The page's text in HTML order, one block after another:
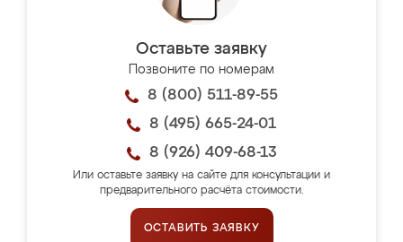
Оставьте заявку
Позвоните по номерам
8 (800) 511-89-55
8 (495) 665-24-01
8 (926) 409-68-13
Или оставьте заявку на сайте для консультации и
предварительного расчёта стоимости.
ОСТАВИТЬ ЗАЯВКУ